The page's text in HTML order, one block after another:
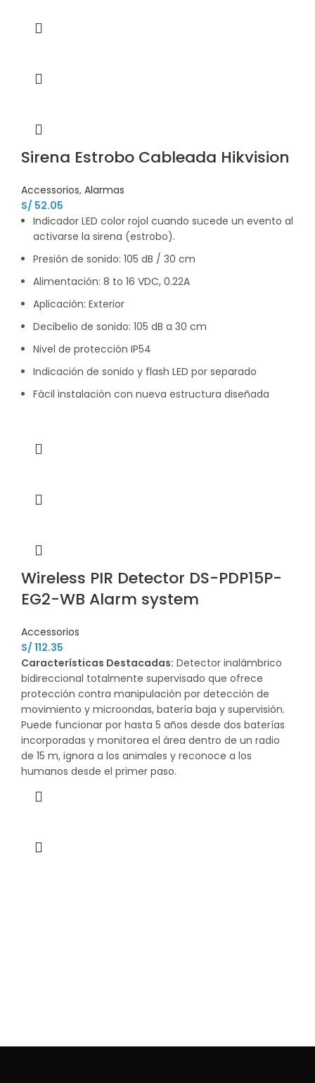
Sirena Estrobo Cableada Hikvision
Accessorios, Alarmas
S/ 52.05
Indicador LED color rojol cuando sucede un evento al
activarse la sirena (estrobo).
Presión de sonido: 105 dB / 30 cm
Alimentación: 8 to 16 VDC, 0.22A
Aplicación: Exterior
Decibelio de sonido: 105 dB a 30 cm
Nivel de protección IP54
Indicación de sonido y flash LED por separado
Fácil instalación con nueva estructura diseñada
Wireless PIR Detector DS-PDP15P-
EG2-WB Alarm system
Accessorios
S/ 112.35
Características Destacadas: Detector inalámbrico
bidireccional totalmente supervisado que ofrece
protección contra manipulación por detección de
movimiento y microondas, batería baja y supervisión.
Puede funcionar por hasta 5 años desde dos baterías
incorporadas y monitorea el área dentro de un radio
de 15 m, ignora a los animales y reconoce a los
humanos desde el primer paso.